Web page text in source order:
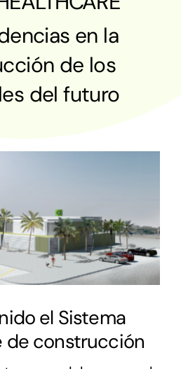
en la
de los
del futuro
el Sistema
de construcción